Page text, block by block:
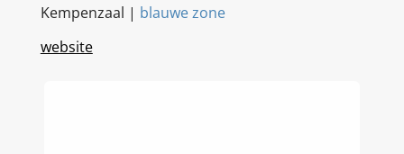
Kempenzaal | blauwe zone
website